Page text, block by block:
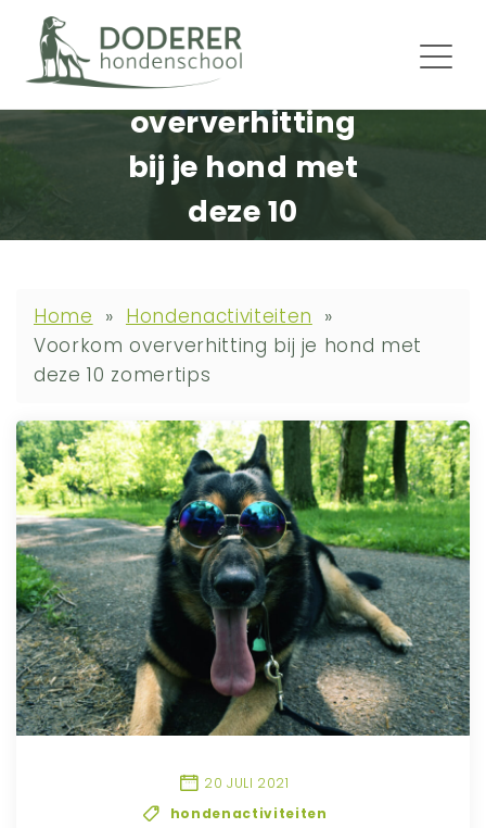
Voorkom
oververhitting
bij je hond met
deze 10
Home » Hondenactiviteiten »
Voorkom oververhitting bij je hond met
deze 10 zomertips
20 JULI 2021
hondenactiviteiten